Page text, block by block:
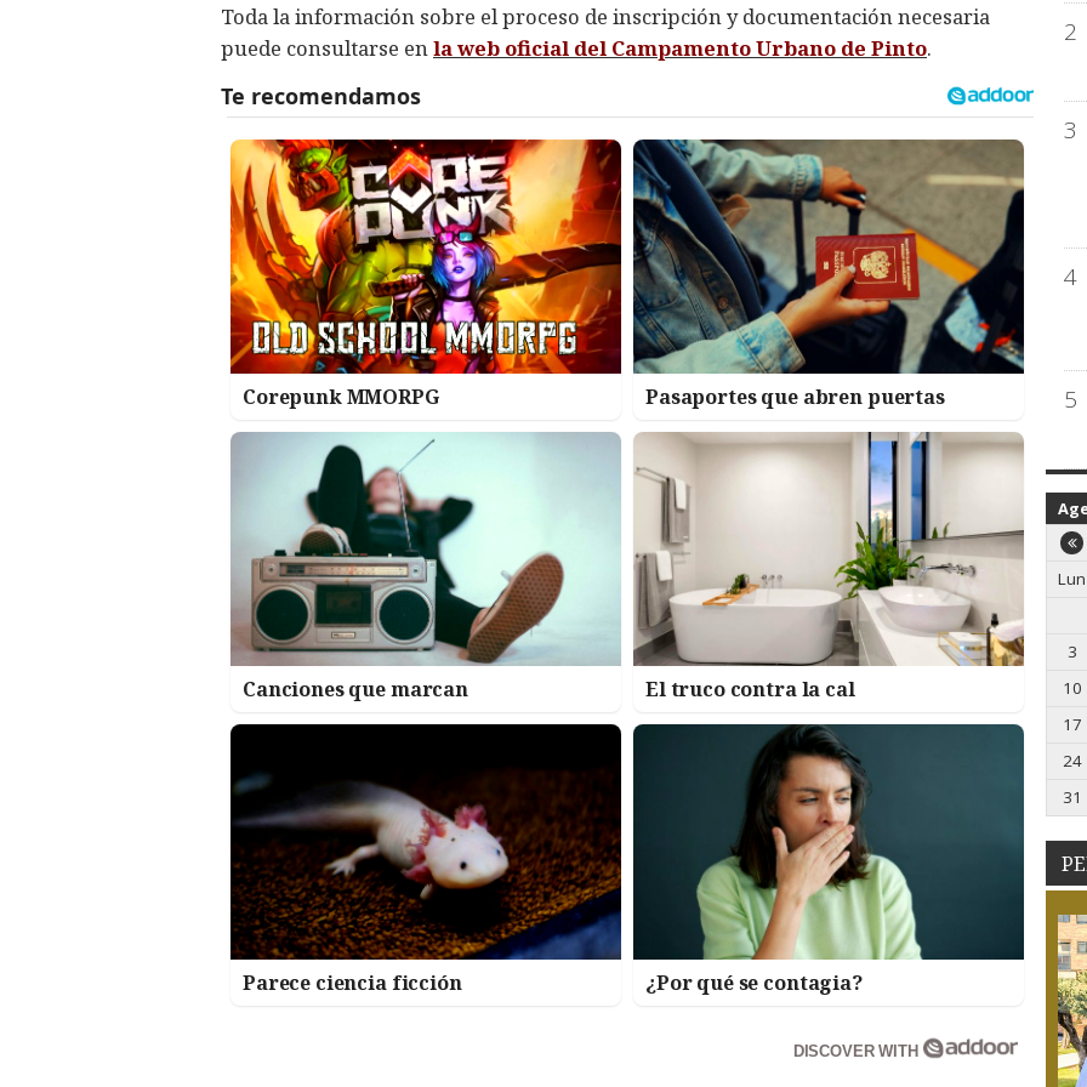
Toda la información sobre el proceso de inscripción y documentación necesaria
puede consultarse enla web oficial del Campamento Urbano de Pinto.
Corepunk MMORPG Pasaportes que abren puertas
Canciones que marcan El truco contra la cal
Parece ciencia ficción ¿Por qué se contagia?
DISCOVER WITH
2
3
4
5
Lun
3
10
17
24
31